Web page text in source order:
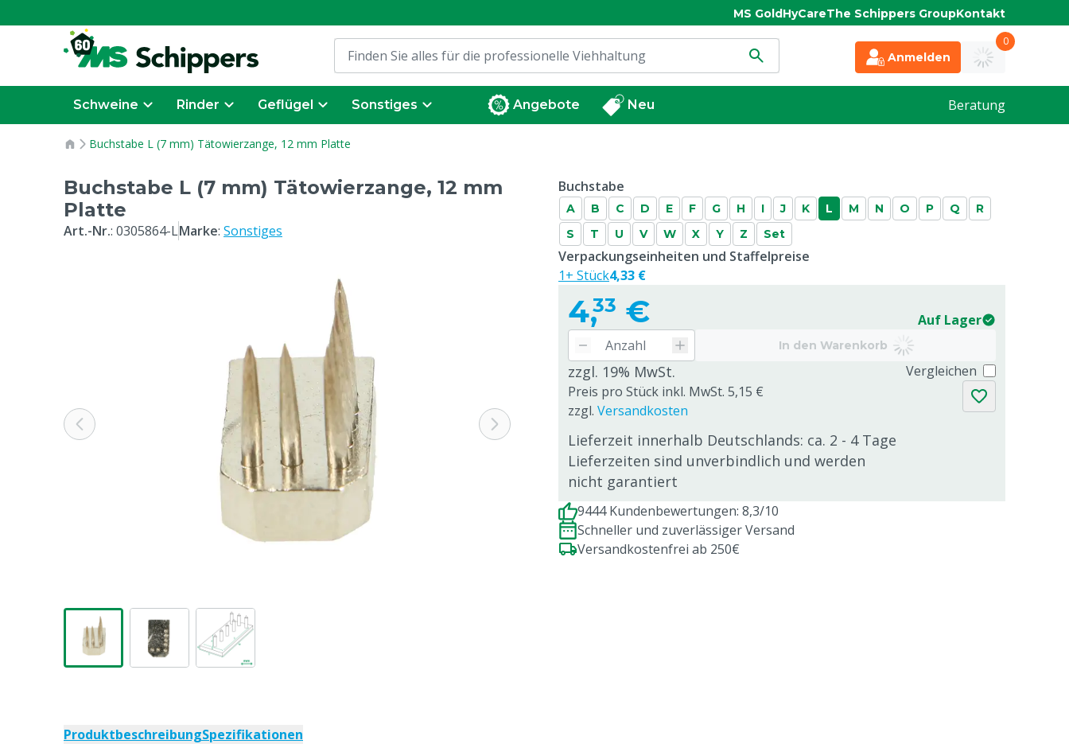
MS GoldHyCareThe Schippers GroupKontakt
Anmelden
0
Schweine Rinder Geflügel Sonstiges Angebote Neu Beratung
Buchstabe L (7 mm) Tätowierzange, 12 mm Platte
Buchstabe L (7 mm) Tätowierzange, 12 mm
Platte
Art.-Nr.: 0305864-LMarke: Sonstiges
Buchstabe
A B C D E F G H I J K L M N O P Q
R
S
T U V W X Y Z Set
4,33 € Auf Lager
In den Warenkorb
zzgl. 19% MwSt.
Preis pro Stück inkl. MwSt. 5,15 €
zzgl. Versandkosten
Lieferzeit innerhalb Deutschlands: ca. 2 - 4 Tage
Lieferzeiten sind unverbindlich und werden
nicht garantiert
Vergleichen
Verpackungseinheiten und Staffelpreise
1+ Stück4,33 €
9444 Kundenbewertungen: 8,3/10
Schneller und zuverlässiger Versand
Versandkostenfrei ab 250€
ProduktbeschreibungSpezifikationen